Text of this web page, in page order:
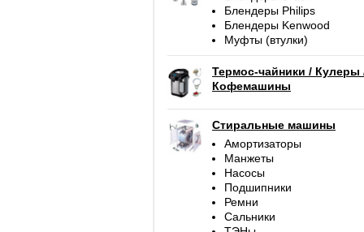
Блендеры Philips
Блендеры Kenwood
Муфты (втулки)
Термос-чайники / Кулеры
Кофемашины
Стиральные машины
Амортизаторы
Манжеты
Насосы
Подшипники
Ремни
Сальники